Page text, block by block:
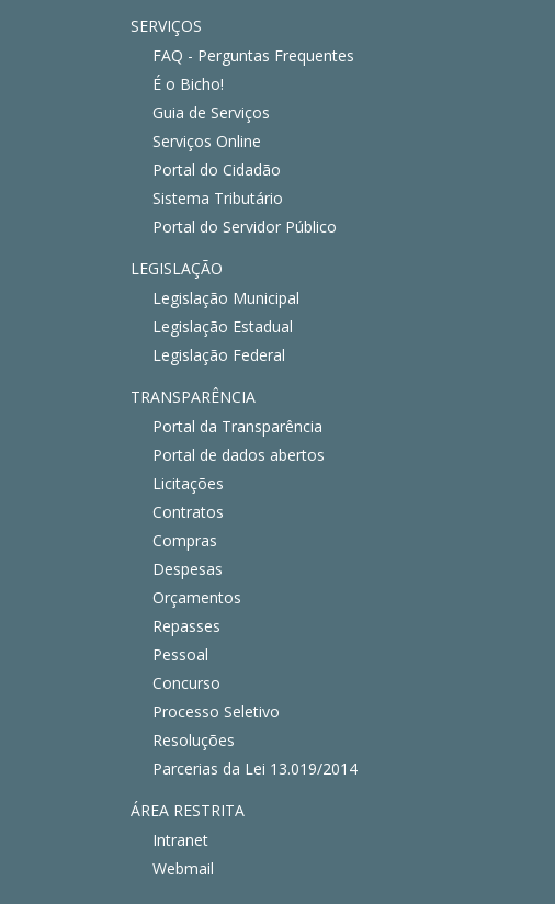
SERVIÇOS
FAQ - Perguntas Frequentes
É o Bicho!
Guia de Serviços
Serviços Online
Portal do Cidadão
Sistema Tributário
Portal do Servidor Público
LEGISLAÇÃO
Legislação Municipal
Legislação Estadual
Legislação Federal
TRANSPARÊNCIA
Portal da Transparência
Portal de dados abertos
Licitações
Contratos
Compras
Despesas
Orçamentos
Repasses
Pessoal
Concurso
Processo Seletivo
Resoluções
Parcerias da Lei 13.019/2014
ÁREA RESTRITA
Intranet
Webmail